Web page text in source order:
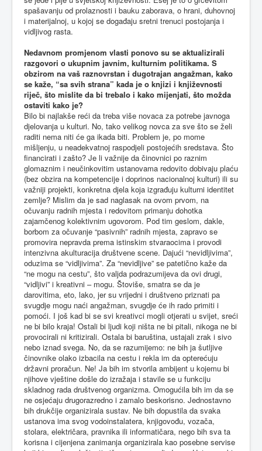
spašavanju od prolaznosti i bauku zaborava, o hrani, duhovnoj
i materijalnoj, u kojoj se događaju sretni trenuci postojanja i
vidljivog rasta.
Nedavnom promjenom vlasti ponovo su se aktualizirali
razgovori o ukupnim javnim, kulturnim politikama. S
obzirom na vaš raznovrstan i dugotrajan angažman, kako
se kaže, “sa svih strana” kada je o knjizi i književnosti
riječ, što mislite da bi trebalo i kako mijenjati, što možda
ostaviti kako je?
Bilo bi najlakše reći da treba više novaca za potrebe javnoga
djelovanja u kulturi. No, tako velikog novca za sve što se želi
raditi nema niti će ga ikada biti. Problem je, po mome
mišljenju, u neadekvatnoj raspodjeli postojećih sredstava. Što
financirati i zašto? Je li važnije da činovnici po raznim
glomaznim i neučinkovitim ustanovama redovito dobivaju plaću
(bez obzira na kompetencije i doprinos nacionalnoj kulturi) ili su
važniji projekti, konkretna djela koja izgrađuju kulturni identitet
zemlje? Mislim da je sad naglasak na ovom prvom, na
očuvanju radnih mjesta i redovitom primanju dohotka
zajamčenog kolektivnim ugovorom. Pod tim geslom, dakle,
borbom za očuvanje “pasivnih” radnih mjesta, zapravo se
promovira nepravda prema istinskim stvaraocima i provodi
intenzivna akulturacija društvene scene. Dajući “nevidljivima”,
oduzima se “vidljivima”. Za “nevidljive” se patetično kaže da
“ne mogu na cestu”, što valjda podrazumijeva da ovi drugi,
“vidljivi” i kreativni – mogu. Štoviše, smatra se da je
darovitima, eto, lako, jer su vrijedni i društveno priznati pa
svugdje mogu naći angažman, svugdje će ih rado primiti i
pomoći. I još kad bi se svi kreativci mogli otjerati u svijet, sreći
ne bi bilo kraja! Ostali bi ljudi koji ništa ne bi pitali, nikoga ne bi
provocirali ni kritizirali. Ostala bi baruština, ustajali zrak i sivo
nebo iznad svega. No, da se razumijemo: ne bih ja šutljive
činovnike olako izbacila na cestu i rekla im da opterećuju
državni proračun. Ne! Ja bih im stvorila ambijent u kojemu bi
njihove vještine došle do izražaja i stavile se u funkciju
skladnog rada društvenog organizma. Omogućila bih im da se
ne osjećaju drugorazredno i zamalo beskorisno. Jednostavno
bih drukčije organizirala sustav. Ne bih dopustila da svaka
ustanova ima svog vodoinstalatera, knjigovođu, vozača,
stolara, električara, pravnika ili informatičara, nego bih sva ta
korisna i cijenjena zanimanja organizirala kao posebne servise